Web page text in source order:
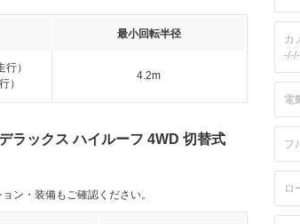
最小回転半径
）
）
4.2m
ラックス ハイルーフ 4WD 切替式
ン・装備もご確認ください。
カ
電
フ
ロ